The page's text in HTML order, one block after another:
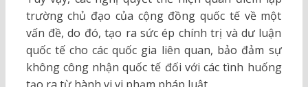
trường chủ đạo của cộng đồng quốc tế về một
vấn đề, do đó, tạo ra sức ép chính trị và dư luận
quốc tế cho các quốc gia liên quan, bảo đảm sự
không công nhận quốc tế đối với các tình huống